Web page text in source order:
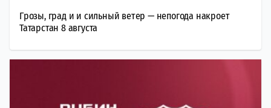
Грозы, град и и сильный ветер — непогода накроет
Татарстан 8 августа